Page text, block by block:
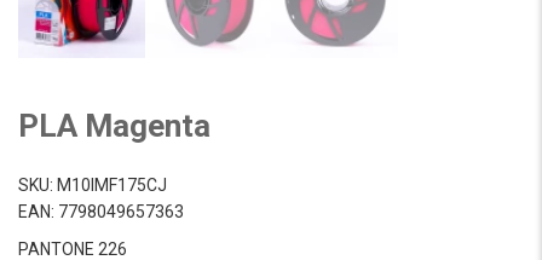
PLA Magenta
SKU: M10IMF175CJ
EAN: 7798049657363
PANTONE 226